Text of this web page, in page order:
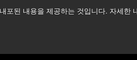
된 내용을 제공하는 것입니다. 자세한
영되고 있습니다. 더 읽어보기 →